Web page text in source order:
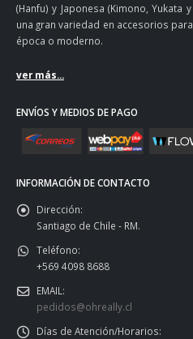
(Hanfu) y Japonesa (Kimono,
una gran variedad en accesorios
época o moderno.
ver más...
ENVÍOS Y MEDIOS DE PAGO
INFORMACIÓN DE CONTACTO
Dirección:
Santiago de Chile - RM.
Teléfono:
+569 4098 8688
EMAIL:
pedidos@ohreally.cl
Días de Atención/Horarios: